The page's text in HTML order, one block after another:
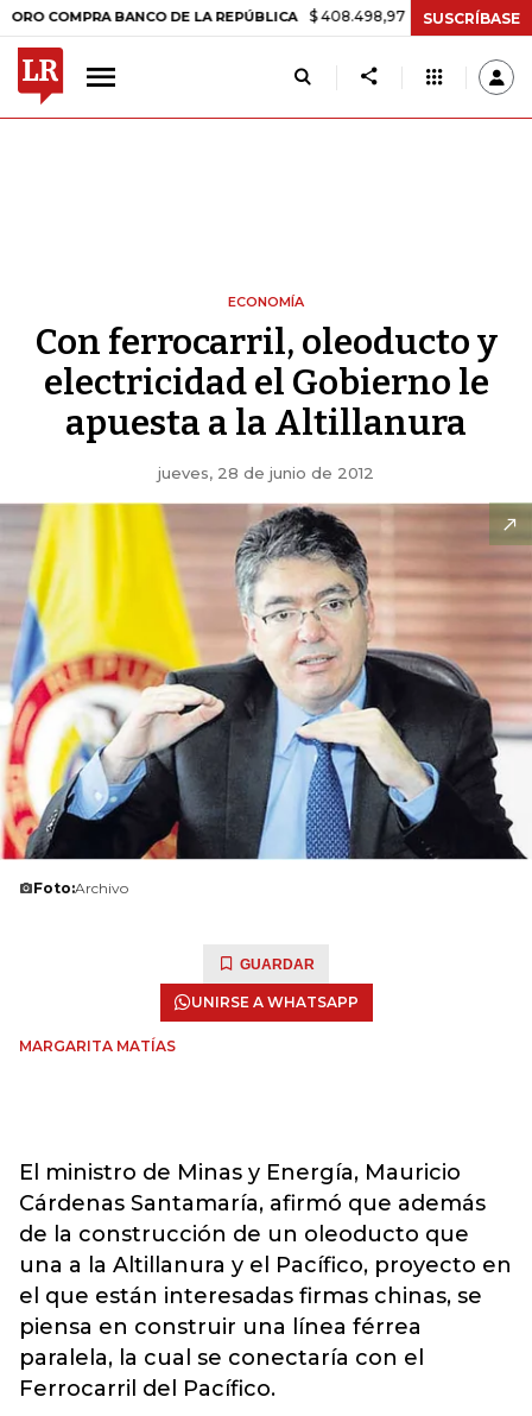
BANCO DE LA REPÚBLICA $ 408.498,97 +$ 8.753,81 +2,19%
SUSCRÍBASE
ECONOMÍA
Con ferrocarril, oleoducto y
electricidad el Gobierno le
apuesta a la Altillanura
jueves, 28 de junio de 2012
Foto:Archivo
GUARDAR
UNIRSE A WHATSAPP
MARGARITA MATÍAS
El ministro de Minas y Energía, Mauricio
Cárdenas Santamaría, afirmó que además
de la construcción de un oleoducto que
una a la Altillanura y el Pacífico, proyecto en
el que están interesadas firmas chinas, se
piensa en construir una línea férrea
paralela, la cual se conectaría con el
Ferrocarril del Pacífico.